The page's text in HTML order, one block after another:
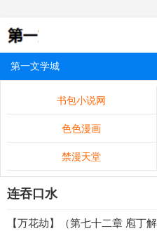
第一文学城
书包小说网
色色漫画
禁漫天堂
连吞口水
【万花劫】（第七十二章 庖丁解